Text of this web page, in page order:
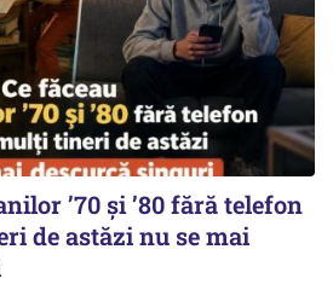
’70 și ’80 fără telefon
de astăzi nu se mai